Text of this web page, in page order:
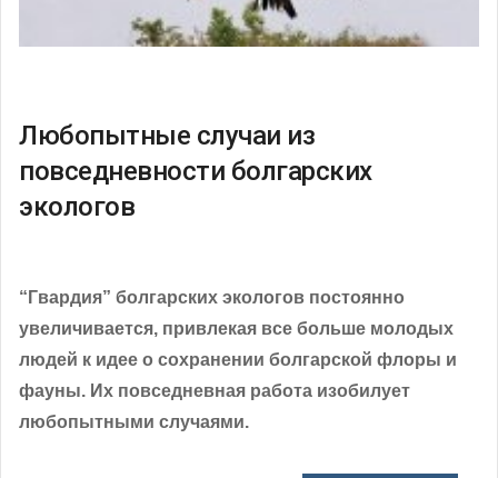
Любопытные случаи из
повседневности болгарских
экологов
“Гвардия” болгарских экологов постоянно
увеличивается, привлекая все больше молодых
людей к идее о сохранении болгарской флоры и
фауны. Их повседневная работа изобилует
любопытными случаями.